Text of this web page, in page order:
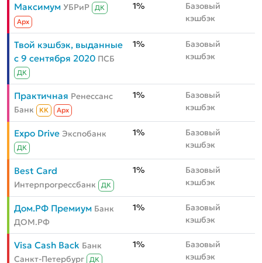
Максимум УБРиР
ДК
Aрх
1%
Базовый
кэшбэк
Твой кэшбэк, выданные
с 9 сентября 2020 ПСБ
ДК
1%
Базовый
кэшбэк
Практичная Ренессанс
Банк
КК Aрх
1%
Базовый
кэшбэк
Expo Drive Экспобанк
ДК
1%
Базовый
кэшбэк
Best Card
Интерпрогрессбанк ДК
1%
Базовый
кэшбэк
Дом.РФ Премиум Банк
ДОМ.РФ
1%
Базовый
кэшбэк
Visa Cash Back Банк
Санкт-Петербург
ДК
1%
Базовый
кэшбэк